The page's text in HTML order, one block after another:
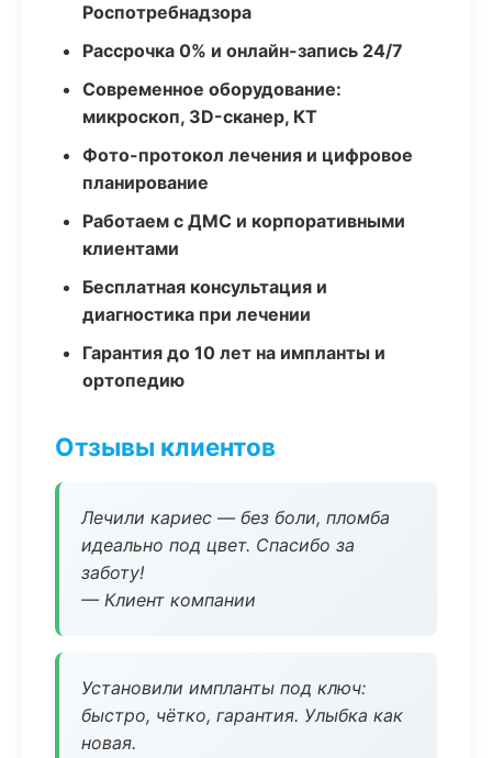
Роспотребнадзора
Рассрочка 0% и онлайн-запись 24/7
Современное оборудование:
микроскоп, 3D-сканер, КТ
Фото-протокол лечения и цифровое
планирование
Работаем с ДМС и корпоративными
клиентами
Бесплатная консультация и
диагностика при лечении
Гарантия до 10 лет на импланты и
ортопедию
Отзывы клиентов
Лечили кариес — без боли, пломба
идеально под цвет. Спасибо за
заботу!
— Клиент компании
Установили импланты под ключ:
быстро, чётко, гарантия. Улыбка как
новая.